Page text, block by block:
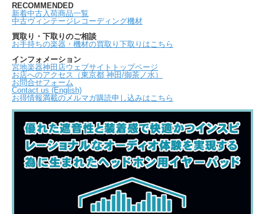
RECOMMENDED
新着中古入荷商品一覧
中古ヴィンテージレコーディング機材
買取り・下取りのご相談
お手持ちの楽器・機材の買取り下取りはこちら
インフォメーション
宮地楽器神田店ウェブサイトトップページ
お店へのアクセス（東京都 神田/御茶ノ水）
お問合せフォーム
Contact us (English)
お得情報満載のメルマガ購読申し込みはこちら